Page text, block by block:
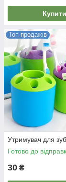
Купити
Топ продажів
Утримувач для
Готово до
30 ₴